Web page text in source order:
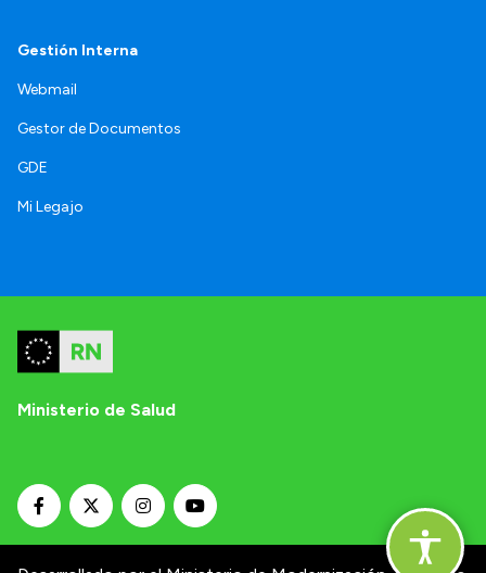
Gestión Interna
Webmail
Gestor de Documentos
GDE
Mi Legajo
Ministerio de Salud